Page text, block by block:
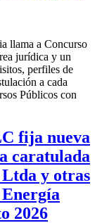
llama a Concurso
jurídica y un
perfiles de
a cada
Públicos con
fija nueva
caratulada
y otras
2026